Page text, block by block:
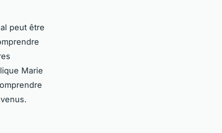
peut être
Marie